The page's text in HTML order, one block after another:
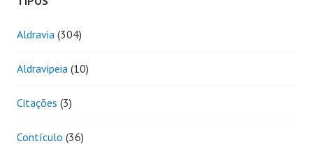
Aldravia (304)
Aldravipeia (10)
Citações (3)
Contículo (36)